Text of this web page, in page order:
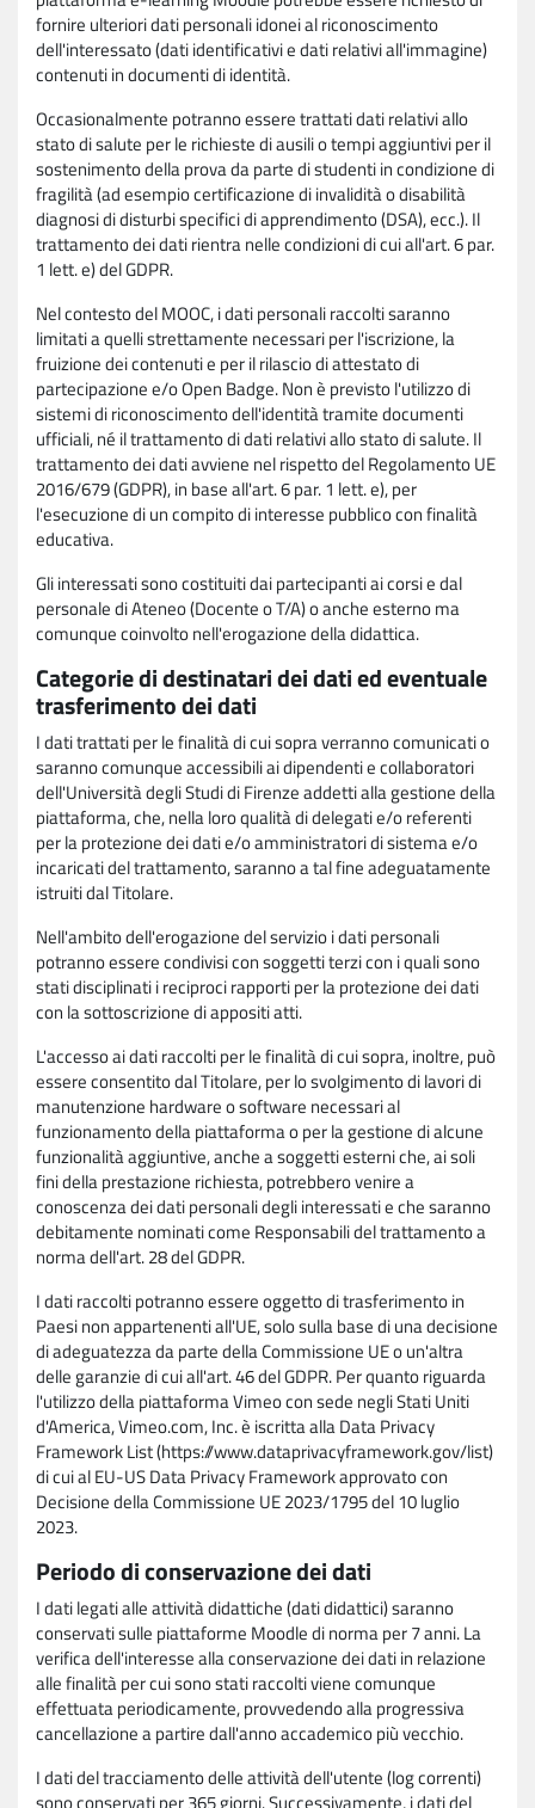
fornire ulteriori dati personali idonei al riconoscimento
dell'interessato (dati identificativi e dati relativi all'immagine)
contenuti in documenti di identità.
Occasionalmente potranno essere trattati dati relativi allo
stato di salute per le richieste di ausili o tempi aggiuntivi per il
sostenimento della prova da parte di studenti in condizione di
fragilità (ad esempio certificazione di invalidità o disabilità
diagnosi di disturbi specifici di apprendimento (DSA), ecc.). Il
trattamento dei dati rientra nelle condizioni di cui all'art. 6 par.
1 lett. e) del GDPR.
Nel contesto del MOOC, i dati personali raccolti saranno
limitati a quelli strettamente necessari per l'iscrizione, la
fruizione dei contenuti e per il rilascio di attestato di
partecipazione e/o Open Badge. Non è previsto l'utilizzo di
sistemi di riconoscimento dell'identità tramite documenti
ufficiali, né il trattamento di dati relativi allo stato di salute. Il
trattamento dei dati avviene nel rispetto del Regolamento UE
2016/679 (GDPR), in base all'art. 6 par. 1 lett. e), per
l'esecuzione di un compito di interesse pubblico con finalità
educativa.
Gli interessati sono costituiti dai partecipanti ai corsi e dal
personale di Ateneo (Docente o T/A) o anche esterno ma
comunque coinvolto nell'erogazione della didattica.
Categorie di destinatari dei dati ed eventuale
trasferimento dei dati
I dati trattati per le finalità di cui sopra verranno comunicati o
saranno comunque accessibili ai dipendenti e collaboratori
dell'Università degli Studi di Firenze addetti alla gestione della
piattaforma, che, nella loro qualità di delegati e/o referenti
per la protezione dei dati e/o amministratori di sistema e/o
incaricati del trattamento, saranno a tal fine adeguatamente
istruiti dal Titolare.
Nell'ambito dell'erogazione del servizio i dati personali
potranno essere condivisi con soggetti terzi con i quali sono
stati disciplinati i reciproci rapporti per la protezione dei dati
con la sottoscrizione di appositi atti.
L'accesso ai dati raccolti per le finalità di cui sopra, inoltre, può
essere consentito dal Titolare, per lo svolgimento di lavori di
manutenzione hardware o software necessari al
funzionamento della piattaforma o per la gestione di alcune
funzionalità aggiuntive, anche a soggetti esterni che, ai soli
fini della prestazione richiesta, potrebbero venire a
conoscenza dei dati personali degli interessati e che saranno
debitamente nominati come Responsabili del trattamento a
norma dell'art. 28 del GDPR.
I dati raccolti potranno essere oggetto di trasferimento in
Paesi non appartenenti all'UE, solo sulla base di una decisione
di adeguatezza da parte della Commissione UE o un'altra
delle garanzie di cui all'art. 46 del GDPR. Per quanto riguarda
l'utilizzo della piattaforma Vimeo con sede negli Stati Uniti
d'America, Vimeo.com, Inc. è iscritta alla Data Privacy
Framework List (https://www.dataprivacyframework.gov/list)
di cui al EU-US Data Privacy Framework approvato con
Decisione della Commissione UE 2023/1795 del 10 luglio
2023.
Periodo di conservazione dei dati
I dati legati alle attività didattiche (dati didattici) saranno
conservati sulle piattaforme Moodle di norma per 7 anni. La
verifica dell'interesse alla conservazione dei dati in relazione
alle finalità per cui sono stati raccolti viene comunque
effettuata periodicamente, provvedendo alla progressiva
cancellazione a partire dall'anno accademico più vecchio.
I dati del tracciamento delle attività dell'utente (log correnti)
sono conservati per 365 giorni. Successivamente, i dati del